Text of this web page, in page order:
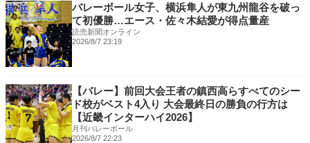
バレーボール女子、横浜隼人が東九州龍谷を破っ
て初優勝…エース・佐々木結愛が得点量産
読売新聞オンライン
2026/8/7 23:19
【バレー】前回大会王者の鎮西高らすべてのシー
ド校がベスト4入り 大会最終日の勝負の行方は
【近畿インターハイ2026】
月刊バレーボール
2026/8/7 22:23